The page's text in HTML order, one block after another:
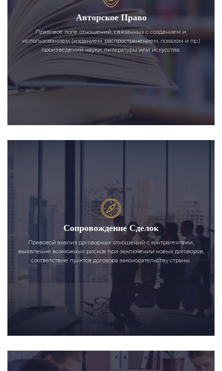
Авторское Право
Правовое поле отношений, связанных с созданием и
использованием (изданием, распространением, показом и пр.)
произведений науки, литературы или искусства.
Сопровождение Сделок
Правовой анализ договорных отношений с контрагентами,
выявление возможных рисков при заключении новых договоров,
соответствие пунктов договора законодательству страны.